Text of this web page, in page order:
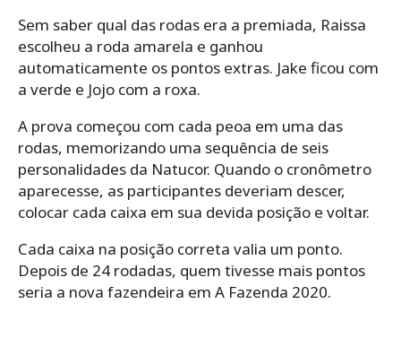
Sem saber qual das rodas era a premiada, Raissa
escolheu a roda amarela e ganhou
automaticamente os pontos extras. Jake ficou com
a verde e Jojo com a roxa.
A prova começou com cada peoa em uma das
rodas, memorizando uma sequência de seis
personalidades da Natucor. Quando o cronômetro
aparecesse, as participantes deveriam descer,
colocar cada caixa em sua devida posição e voltar.
Cada caixa na posição correta valia um ponto.
Depois de 24 rodadas, quem tivesse mais pontos
seria a nova fazendeira em A Fazenda 2020.